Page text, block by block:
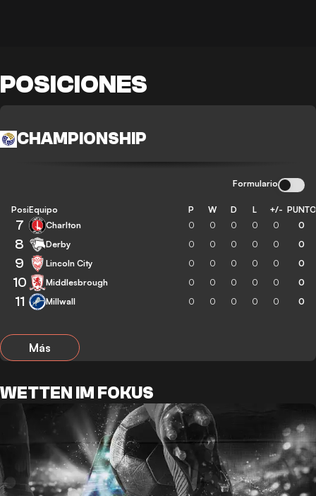
POSICIONES
CHAMPIONSHIP
Formulario
Posición
Equipo P W D L +/-
7 Charlton 0 0 0 0 0 0
8 Derby 0 0 0 0 0 0
9 Lincoln City 0 0 0 0 0 0
10 Middlesbrough 0 0 0 0 0 0
11 Millwall 0 0 0 0 0 0
Más
WETTEN IM FOKUS